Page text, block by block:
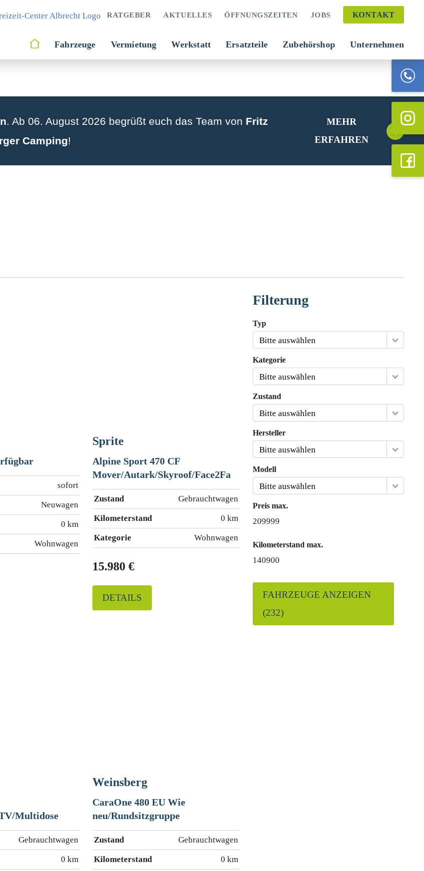
. Ab 06. August 2026 begrüßt euch das Team von Fritz
Camping!
MEHR
ERFAHREN
RATGEBER AKTUELLES ÖFFNUNGSZEITEN JOBS KONTAKT
Fahrzeuge Vermietung Werkstatt Ersatzteile Zubehörshop Unternehmen
sofort
Neuwagen
0 km
Wohnwagen
Sprite
Alpine Sport 470 CF
Mover/Autark/Skyroof/Face2Fa
Zustand Gebrauchtwagen
Kilometerstand 0 km
Kategorie Wohnwagen
15.980 €
DETAILS
Multidose
Gebrauchtwagen
0 km
Weinsberg
CaraOne 480 EU Wie
neu/Rundsitzgruppe
Zustand Gebrauchtwagen
Kilometerstand 0 km
Filterung
Typ
Bitte auswählen
Kategorie
Bitte auswählen
Zustand
Bitte auswählen
Hersteller
Bitte auswählen
Modell
Bitte auswählen
Preis max.
209999
Kilometerstand max.
140900
FAHRZEUGE ANZEIGEN
(232)